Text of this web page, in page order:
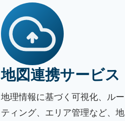
地図連携サービス
地理情報に基づく可視化、ルー
ティング、エリア管理など、地